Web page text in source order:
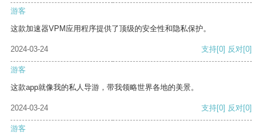
游客
这款加速器VPM应用程序提供了顶级的安全性和隐私保护。
2024-03-24 支持[0] 反对[0]
游客
这款app就像我的私人导游，带我领略世界各地的美景。
2024-03-24 支持[0] 反对[0]
游客